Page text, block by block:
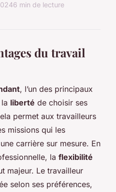
6 min de lecture
du travail
, l’un des principaux
liberté de choisir ses
permet aux travailleurs
missions qui les
carrière sur mesure. En
la flexibilité
majeur. Le travailleur
selon ses préférences,